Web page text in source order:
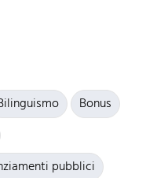
Bonus
pubblici